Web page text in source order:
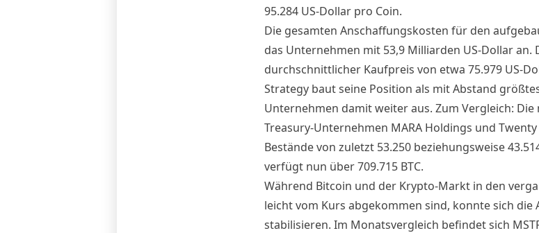
95.284 US-Dollar pro Coin.
Die gesamten Anschaffungskosten für den
das Unternehmen mit 53,9 Milliarden US-Dollar an.
durchschnittlicher Kaufpreis von etwa 75.979 US-
Strategy baut seine Position als mit Abstand
Unternehmen damit weiter aus. Zum Vergleich:
Treasury-Unternehmen MARA Holdings und
Bestände von zuletzt 53.250 beziehungsweise
verfügt nun über 709.715 BTC.
Während Bitcoin und der Krypto-Markt in den
leicht vom Kurs abgekommen sind, konnte sich die
stabilisieren. Im Monatsvergleich befindet sich